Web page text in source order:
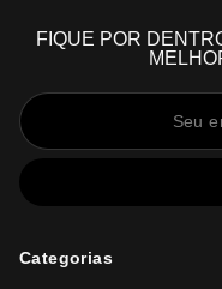
FIQUE POR
Categorias